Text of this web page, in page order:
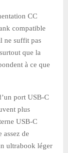
CC
compatible
ne suffit pas
que la
à ce que
port USB-C
plus
USB-C
de
ultrabook léger